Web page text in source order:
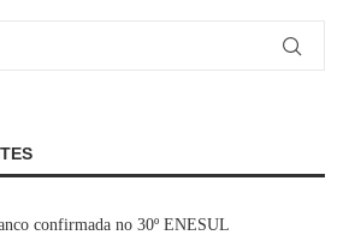
confirmada no 30º ENESUL